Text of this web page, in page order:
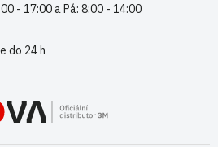
- 17:00 a Pá: 8:00 - 14:00
do 24 h